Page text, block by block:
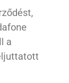
a